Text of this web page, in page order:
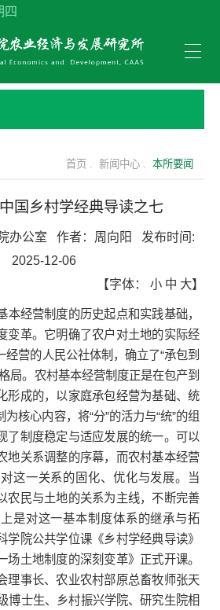
四
首页 . 新闻中心 . 本所要闻
国乡村学经典导读之七
办公室 作者： 周向阳
发布时间:
2025-12-06
【字体： 小 中 大】
本经营制度的历史起点和实践基础，
变革。它明确了农户对土地的实际经
经营的人民公社体制，确立了“承包到
局。农村基本经营制度正是在包产到
形成的，以家庭承包经营为基础、统
核心内容，将“分”的活力与“统”的组
了制度稳定与适应发展的统一。可以
地关系调整的序幕，而农村基本经营
这一关系的固化、优化与发展。当
农民与土地的关系为主线，不断完善
是对这一基本制度体系的继承与拓
学院公共学位课《乡村学经典导读》
场土地制度的深刻变革》正式开课。
理事长、农业农村部原总畜牧师张天
博士生、乡村振兴学院、研究生院相